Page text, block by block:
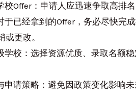
校Offer：申请人应迅速争取高排
于已经拿到的Offer，务必尽快完
或更改。
学校：选择资源优质、录取名额
申请策略：避免因政策变化影响